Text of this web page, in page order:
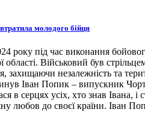
молодого бійця
під час виконання
Військовий був
захищаючи незалежність та
Іван Попик – випускник
в серцях усіх, хто знав
любов до своєї країни. Іван